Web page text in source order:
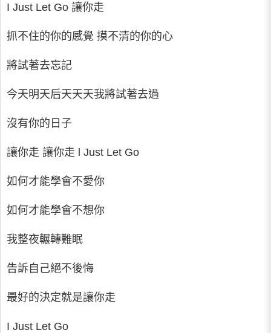
I Just Let Go 讓你走
抓不住的你的感覺 摸不清的你的心
將試著去忘記
今天明天后天天天我將試著去過
沒有你的日子
讓你走 讓你走 l Just Let Go
如何才能學會不愛你
如何才能學會不想你
我整夜輾轉難眠
告訴自己絕不後悔
最好的決定就是讓你走
I Just Let Go